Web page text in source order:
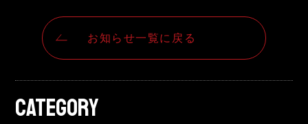
お知らせ一覧に戻る
CATEGORY